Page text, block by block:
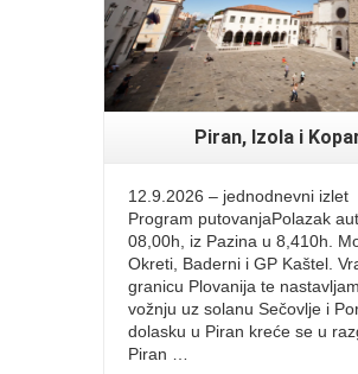
Piran, Izola i
12.9.2026 – jednodnevni izlet
Program putovanjaPolazak
08,00h, iz Pazina u 8,410h.
Okreti, Baderni i GP Kaštel.
granicu Plovanija te
vožnju uz solanu Sečovlje i
dolasku u Piran kreće se u
Piran …